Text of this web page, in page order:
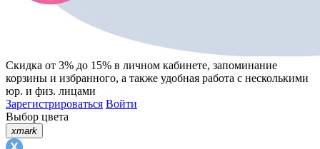
Скидка от 3% до 15% в личном кабинете, запоминание
корзины и избранного, а также удобная работа с несколькими
юр. и физ. лицами
Зарегистрироваться Войти
Выбор цвета
xmark